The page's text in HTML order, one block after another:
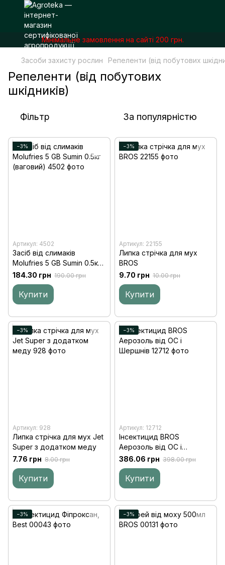
Мінімальне замовлення на сайті 200 грн.
Засоби захисту рослин Репеленти (від побутових
Репеленти (від побутових
шкідників)
Фільтр За популярністю
−3%
Артикул: 4502
Засіб від слимаків
Molufries 5 GB Sumin 0.5кг
(ваговий)
184.30 грн 190.00 грн
Купити
−3%
Артикул: 22155
Липка стрічка для мух
BROS
9.70 грн 10.00 грн
Купити
−3%
Артикул: 928
Липка стрічка для мух Jet
Super з додатком меду
7.76 грн 8.00 грн
Купити
−3%
Артикул: 12712
Інсектицид BROS
Аерозоль від ОС і
Шершнів
386.06 грн 398.00 грн
Купити
−3% −3%